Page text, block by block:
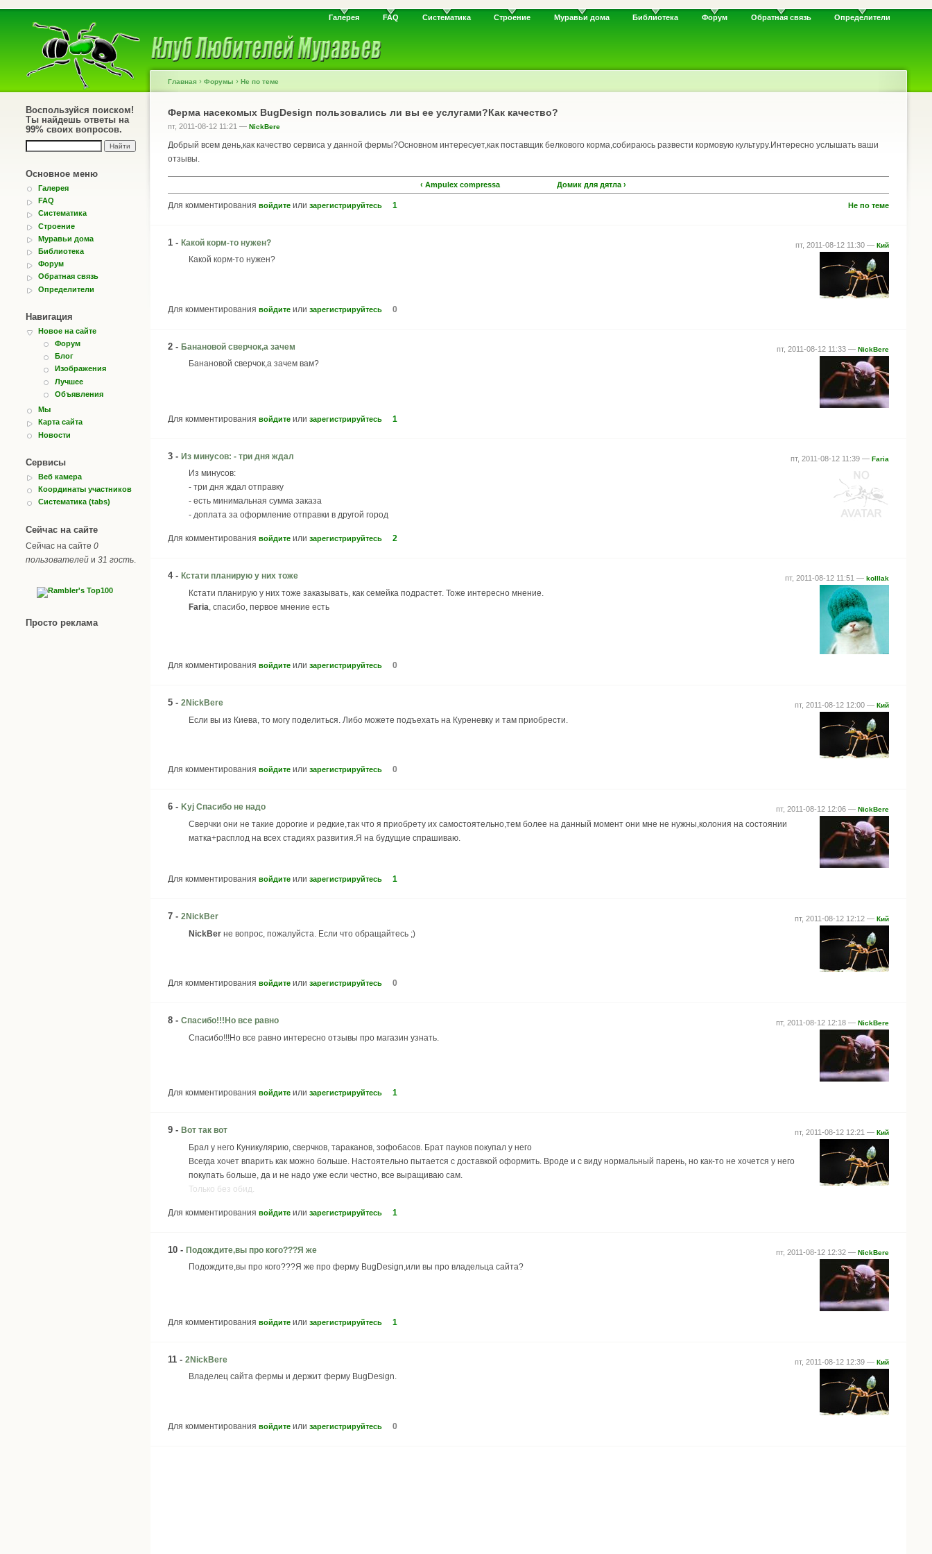
Галерея FAQ Систематика Строение Муравьи дома Библиотека Форум Обратная связь Определители
Воспользуйся поиском!
Ты найдешь ответы на
99% своих вопросов.
Основное меню
Галерея
FAQ
Систематика
Строение
Муравьи дома
Библиотека
Форум
Обратная связь
Определители
Навигация
Новое на сайте
Форум
Блог
Изображения
Лучшее
Объявления
Мы
Карта сайта
Новости
Сервисы
Веб камера
Координаты участников
Систематика (tabs)
Сейчас на сайте
Сейчас на сайте 0
пользователей и 31 гость
Просто реклама
Главная › Форумы › Не по теме
Ферма насекомых BugDesign пользовались ли вы ее услугами?Как качество?
пт, 2011-08-12 11:21 — NickBere
Добрый всем день,как качество сервиса у данной фермы?Основном интересует,как поставщик белкового корма,собираюсь развести кормовую культуру.Интересно услышать ваши
отзывы.
‹ Ampulex compressa Домик для дятла ›
Не по теме
Для комментирования войдите или зарегистрируйтесь 1
пт, 2011-08-12 11:30 — Кий
1 - Какой корм-то нужен?
Какой корм-то нужен?
Для комментирования войдите или зарегистрируйтесь 0
пт, 2011-08-12 11:33 — NickBere
2 - Банановой сверчок,а зачем
Банановой сверчок,а зачем вам?
Для комментирования войдите или зарегистрируйтесь 1
пт, 2011-08-12 11:39 — Faria
3 - Из минусов: - три дня ждал
Из минусов:
- три дня ждал отправку
- есть минимальная сумма заказа
- доплата за оформление отправки в другой город
Для комментирования войдите или зарегистрируйтесь 2
пт, 2011-08-12 11:51 — kolllak
4 - Кстати планирую у них тоже
Кстати планирую у них тоже заказывать, как семейка подрастет. Тоже интересно мнение.
Faria , спасибо, первое мнение есть
Для комментирования войдите или зарегистрируйтесь 0
пт, 2011-08-12 12:00 — Кий
5 - 2NickBere
Если вы из Киева, то могу поделиться. Либо можете подъехать на Куреневку и там приобрести.
Для комментирования войдите или зарегистрируйтесь 0
пт, 2011-08-12 12:06 — NickBere
6 - Kyj Спасибо не надо
Сверчки они не такие дорогие и редкие,так что я приобрету их самостоятельно,тем более на данный момент они мне не нужны,колония на состоянии
матка+расплод на всех стадиях развития.Я на будущие спрашиваю.
Для комментирования войдите или зарегистрируйтесь 1
пт, 2011-08-12 12:12 — Кий
7 - 2NickBer
NickBer не вопрос, пожалуйста. Если что обращайтесь ;)
Для комментирования войдите или зарегистрируйтесь 0
пт, 2011-08-12 12:18 — NickBere
8 - Спасибо!!!Но все равно
Спасибо!!!Но все равно интересно отзывы про магазин узнать.
Для комментирования войдите или зарегистрируйтесь 1
пт, 2011-08-12 12:21 — Кий
9 - Вот так вот
Брал у него Куникулярию, сверчков, тараканов, зофобасов. Брат пауков покупал у него
Всегда хочет впарить как можно больше. Настоятельно пытается с доставкой оформить. Вроде и с виду нормальный парень, но как-то не хочется у него
покупать больше, да и не надо уже если честно, все выращиваю сам.
Только без обид.
Для комментирования войдите или зарегистрируйтесь 1
пт, 2011-08-12 12:32 — NickBere
10 - Подождите,вы про кого???Я же
Подождите,вы про кого???Я же про ферму BugDesign,или вы про владельца сайта?
Для комментирования войдите или зарегистрируйтесь 1
пт, 2011-08-12 12:39 — Кий
11 - 2NickBere
Владелец сайта фермы и держит ферму BugDesign.
Для комментирования войдите или зарегистрируйтесь 0